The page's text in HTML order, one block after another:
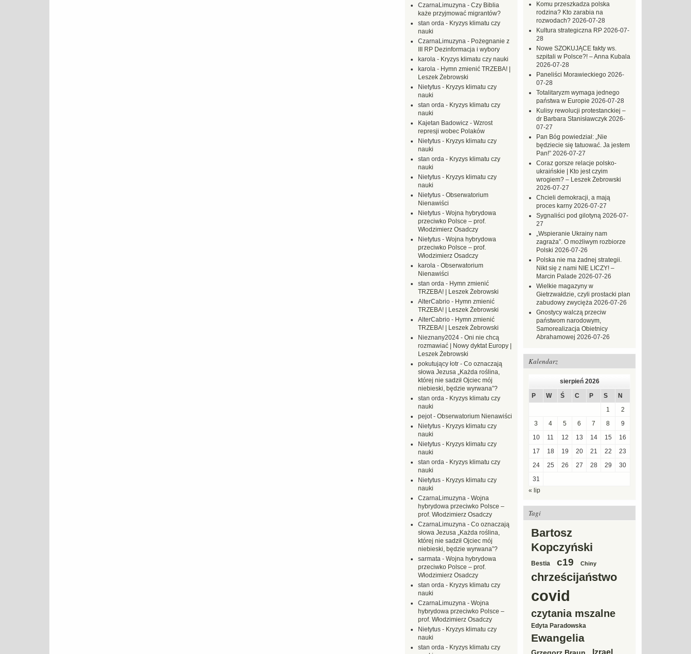
Komu przeszkadza polska
rodzina? Kto zarabia na
rozwodach? 2026-07-28
Kultura strategiczna RP 2026-07-
28
Nowe SZOKUJĄCE fakty ws.
szpitali w Polsce?! – Anna Kubala
2026-07-28
Paneliści Morawieckiego 2026-
07-28
Totalitaryzm wymaga jednego
państwa w Europie 2026-07-28
Kulisy rewolucji protestanckiej –
dr Barbara Stanisławczyk 2026-
07-27
Pan Bóg powiedział: „Nie
będziecie się tatuować. Ja jestem
Pan!” 2026-07-27
Coraz gorsze relacje polsko-
ukraińskie | Kto jest czyim
wrogiem? – Leszek Żebrowski
2026-07-27
Chcieli demokracji, a mają
proces karny 2026-07-27
Sygnaliści pod gilotyną 2026-07-
27
„Wspieranie Ukrainy nam
zagraża”. O możliwym rozbiorze
Polski 2026-07-26
Polska nie ma żadnej strategii.
Nikt się z nami NIE LICZY! –
Marcin Palade 2026-07-26
Wielkie magazyny w
Gietrzwałdzie, czyli prostacki plan
zabudowy zwycięża 2026-07-26
Gnostycy walczą przeciw
państwom narodowym,
Samorealizacja Obietnicy
Abrahamowej 2026-07-26
Kalendarz
sierpień 2026
P
W Ś C P S
N
1
2
3
4 5 6 7 8
9
10
11 12 13 14 15
16
17
18 19 20 21 22
23
24
25 26 27 28 29
30
31
« lip
Tagi
Bartosz
Kopczyński
Bestia c19 Chiny
chrześcijaństwo
covid
czytania mszalne
Edyta Paradowska
Ewangelia
Izrael
CzarnaLimuzyna - Czy Biblia
każe przyjmować migrantów?
stan orda - Kryzys klimatu czy
nauki
CzarnaLimuzyna - Pożegnanie z
III RP Dezinformacja i wybory
karola - Kryzys klimatu czy nauki
karola - Hymn zmienić TRZEBA! |
Leszek Żebrowski
Nietytus - Kryzys klimatu czy
nauki
stan orda - Kryzys klimatu czy
nauki
Kajetan Badowicz - Wzrost
represji wobec Polaków
Nietytus - Kryzys klimatu czy
nauki
stan orda - Kryzys klimatu czy
nauki
Nietytus - Kryzys klimatu czy
nauki
Nietytus - Obserwatorium
Nienawiści
Nietytus - Wojna hybrydowa
przeciwko Polsce – prof.
Włodzimierz Osadczy
Nietytus - Wojna hybrydowa
przeciwko Polsce – prof.
Włodzimierz Osadczy
karola - Obserwatorium
Nienawiści
stan orda - Hymn zmienić
TRZEBA! | Leszek Żebrowski
AlterCabrio - Hymn zmienić
TRZEBA! | Leszek Żebrowski
AlterCabrio - Hymn zmienić
TRZEBA! | Leszek Żebrowski
Nieznany2024 - Oni nie chcą
rozmawiać | Nowy dyktat Europy |
Leszek Żebrowski
pokutujący łotr - Co oznaczają
słowa Jezusa „Każda roślina,
której nie sadził Ojciec mój
niebieski, będzie wyrwana”?
stan orda - Kryzys klimatu czy
nauki
pejot- Obserwatorium Nienawiści
Nietytus - Kryzys klimatu czy
nauki
Nietytus - Kryzys klimatu czy
nauki
stan orda - Kryzys klimatu czy
nauki
Nietytus - Kryzys klimatu czy
nauki
CzarnaLimuzyna - Wojna
hybrydowa przeciwko Polsce –
prof. Włodzimierz Osadczy
CzarnaLimuzyna - Co oznaczają
słowa Jezusa „Każda roślina,
której nie sadził Ojciec mój
niebieski, będzie wyrwana”?
sarmata - Wojna hybrydowa
przeciwko Polsce – prof.
Włodzimierz Osadczy
stan orda - Kryzys klimatu czy
nauki
CzarnaLimuzyna - Wojna
hybrydowa przeciwko Polsce –
prof. Włodzimierz Osadczy
Nietytus - Kryzys klimatu czy
nauki
stan orda - Kryzys klimatu czy